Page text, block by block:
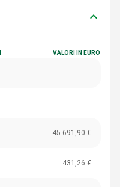
keyboard_arrow_down
VALORI IN EURO
-
-
45.691,90 €
431,26 €